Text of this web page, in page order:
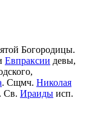
Богородицы.
Евпраксии девы,
. Сщмч. Николая
Св. Ираиды исп.